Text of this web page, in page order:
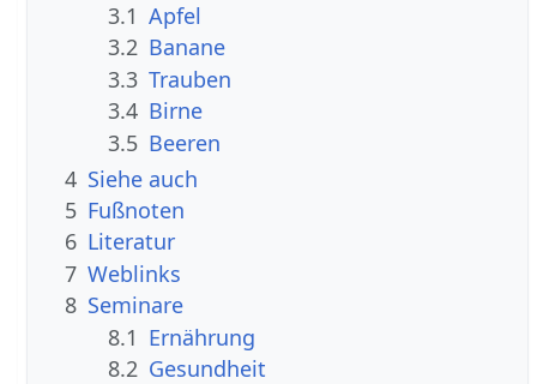
3.1 Apfel
3.2 Banane
3.3 Trauben
3.4 Birne
3.5 Beeren
4 Siehe auch
5 Fußnoten
6 Literatur
7 Weblinks
8 Seminare
8.1 Ernährung
8.2 Gesundheit